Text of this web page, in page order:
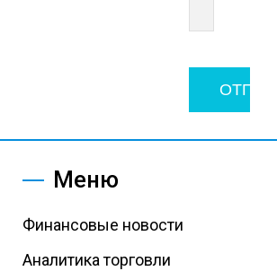
Меню
Финансовые новости
Аналитика торговли